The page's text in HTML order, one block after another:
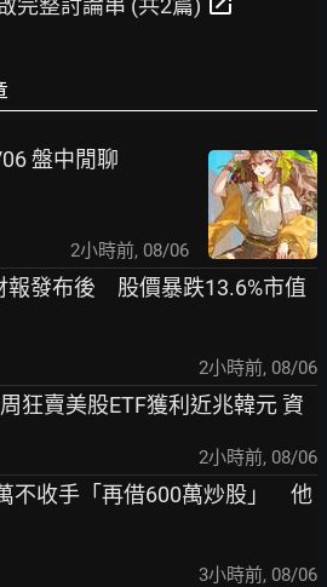
完整討論串 (共2篇)
盤中閒聊
2小時前, 08/06
報發布後 股價暴跌13.6%市值
2小時前, 08/06
狂賣美股ETF獲利近兆韓元 資
2小時前, 08/06
不收手「再借600萬炒股」 他
3小時前, 08/06